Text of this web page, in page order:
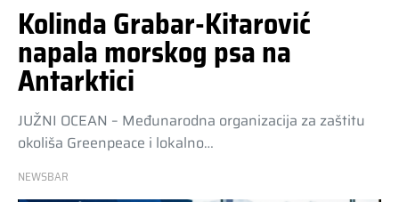
Kolinda Grabar-Kitarović
napala morskog psa na
Antarktici
JUŽNI OCEAN – Međunarodna organizacija za zaštitu
okoliša Greenpeace i lokalno…
NEWSBAR